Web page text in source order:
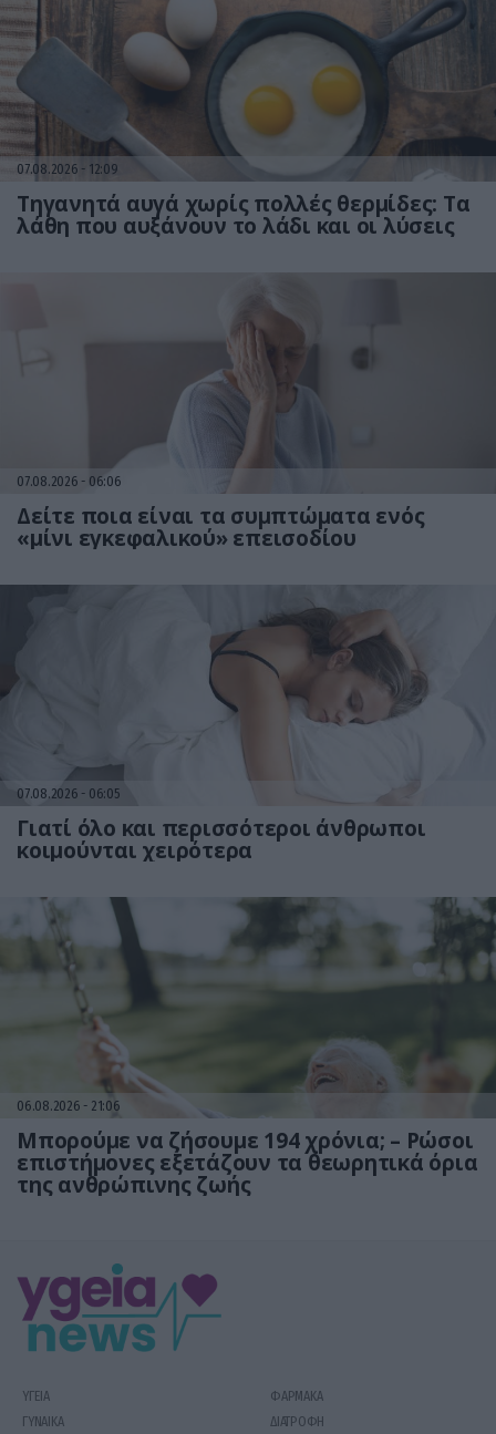
07.08.2026 12:09
Τηγανητά αυγά χωρίς πολλές θερμίδες: Τα
λάθη που αυξάνουν το λάδι και οι λύσεις
07.08.2026 06:06
Δείτε ποια είναι τα συμπτώματα ενός
«μίνι εγκεφαλικού» επεισοδίου
07.08.2026 06:05
Γιατί όλο και περισσότεροι άνθρωποι
κοιμούνται χειρότερα
06.08.2026 21:06
Μπορούμε να ζήσουμε 194 χρόνια; – Ρώσοι
επιστήμονες εξετάζουν τα θεωρητικά όρια
της ανθρώπινης ζωής
ΥΓΕΙΑ
ΦΑΡΜΑΚΑ
ΓΥΝΑΙΚΑ
ΔΙΑΤΡΟΦΗ